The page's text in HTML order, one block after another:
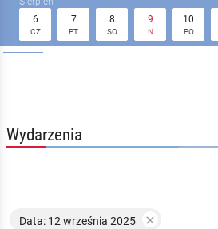
6
CZ
7
PT
8
SO
9
N
10
PO
Wydarzenia
Data: 12 września 2025 